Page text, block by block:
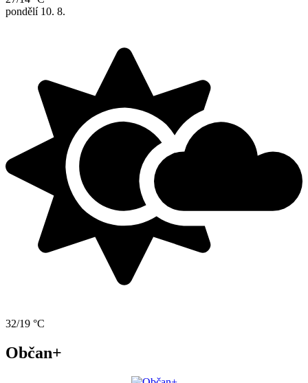
pondělí 10. 8.
32/19 °C
Občan+